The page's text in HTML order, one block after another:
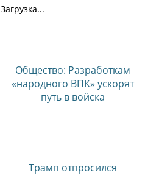
ориентированию
Загрузка...
Общество: Разработкам
«народного ВПК» ускорят
путь в войска
Трамп отпросился